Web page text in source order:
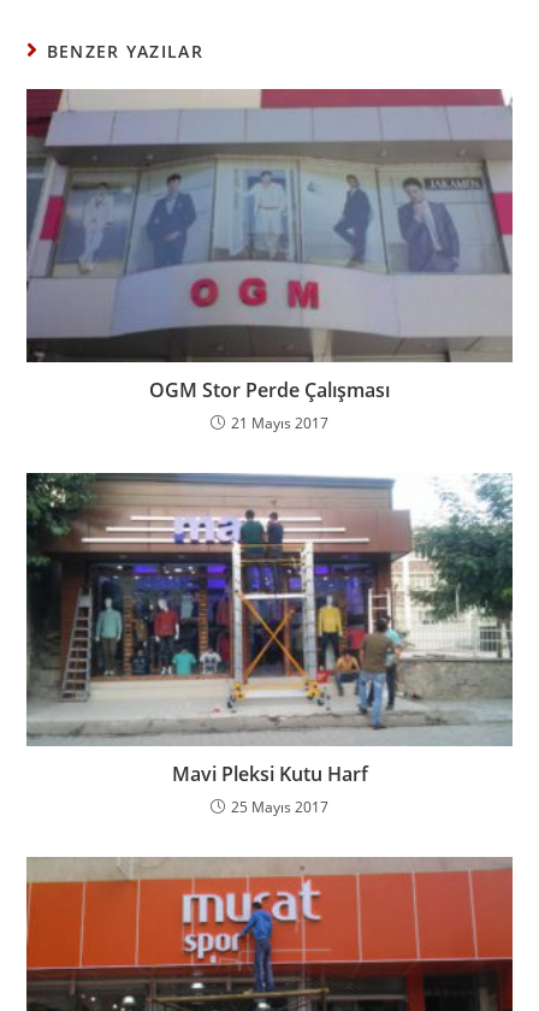
BENZER YAZILAR
OGM Stor Perde Çalışması
21 Mayıs 2017
Mavi Pleksi Kutu Harf
25 Mayıs 2017